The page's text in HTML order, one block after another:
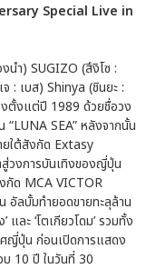
Special Live in
นำ) SUGIZO (สึงิโซ :
: เบส) Shinya (ชินยะ :
ตั้งแต่ปี 1989 ด้วยชื่อวง
“LUNA SEA” หลังจากนั้น
ใต้สังกัด Extasy
สู่วงการบันเทิงของญี่ปุ่น
กัด MCA VICTOR
อัลบั้มทำยอดขายทะลุล้าน
ละ ‘โตเกียวโดม’ รวมทั้ง
ศญี่ปุ่น ก่อนเปิดการแสดง
10 ปี ในวันที่ 30